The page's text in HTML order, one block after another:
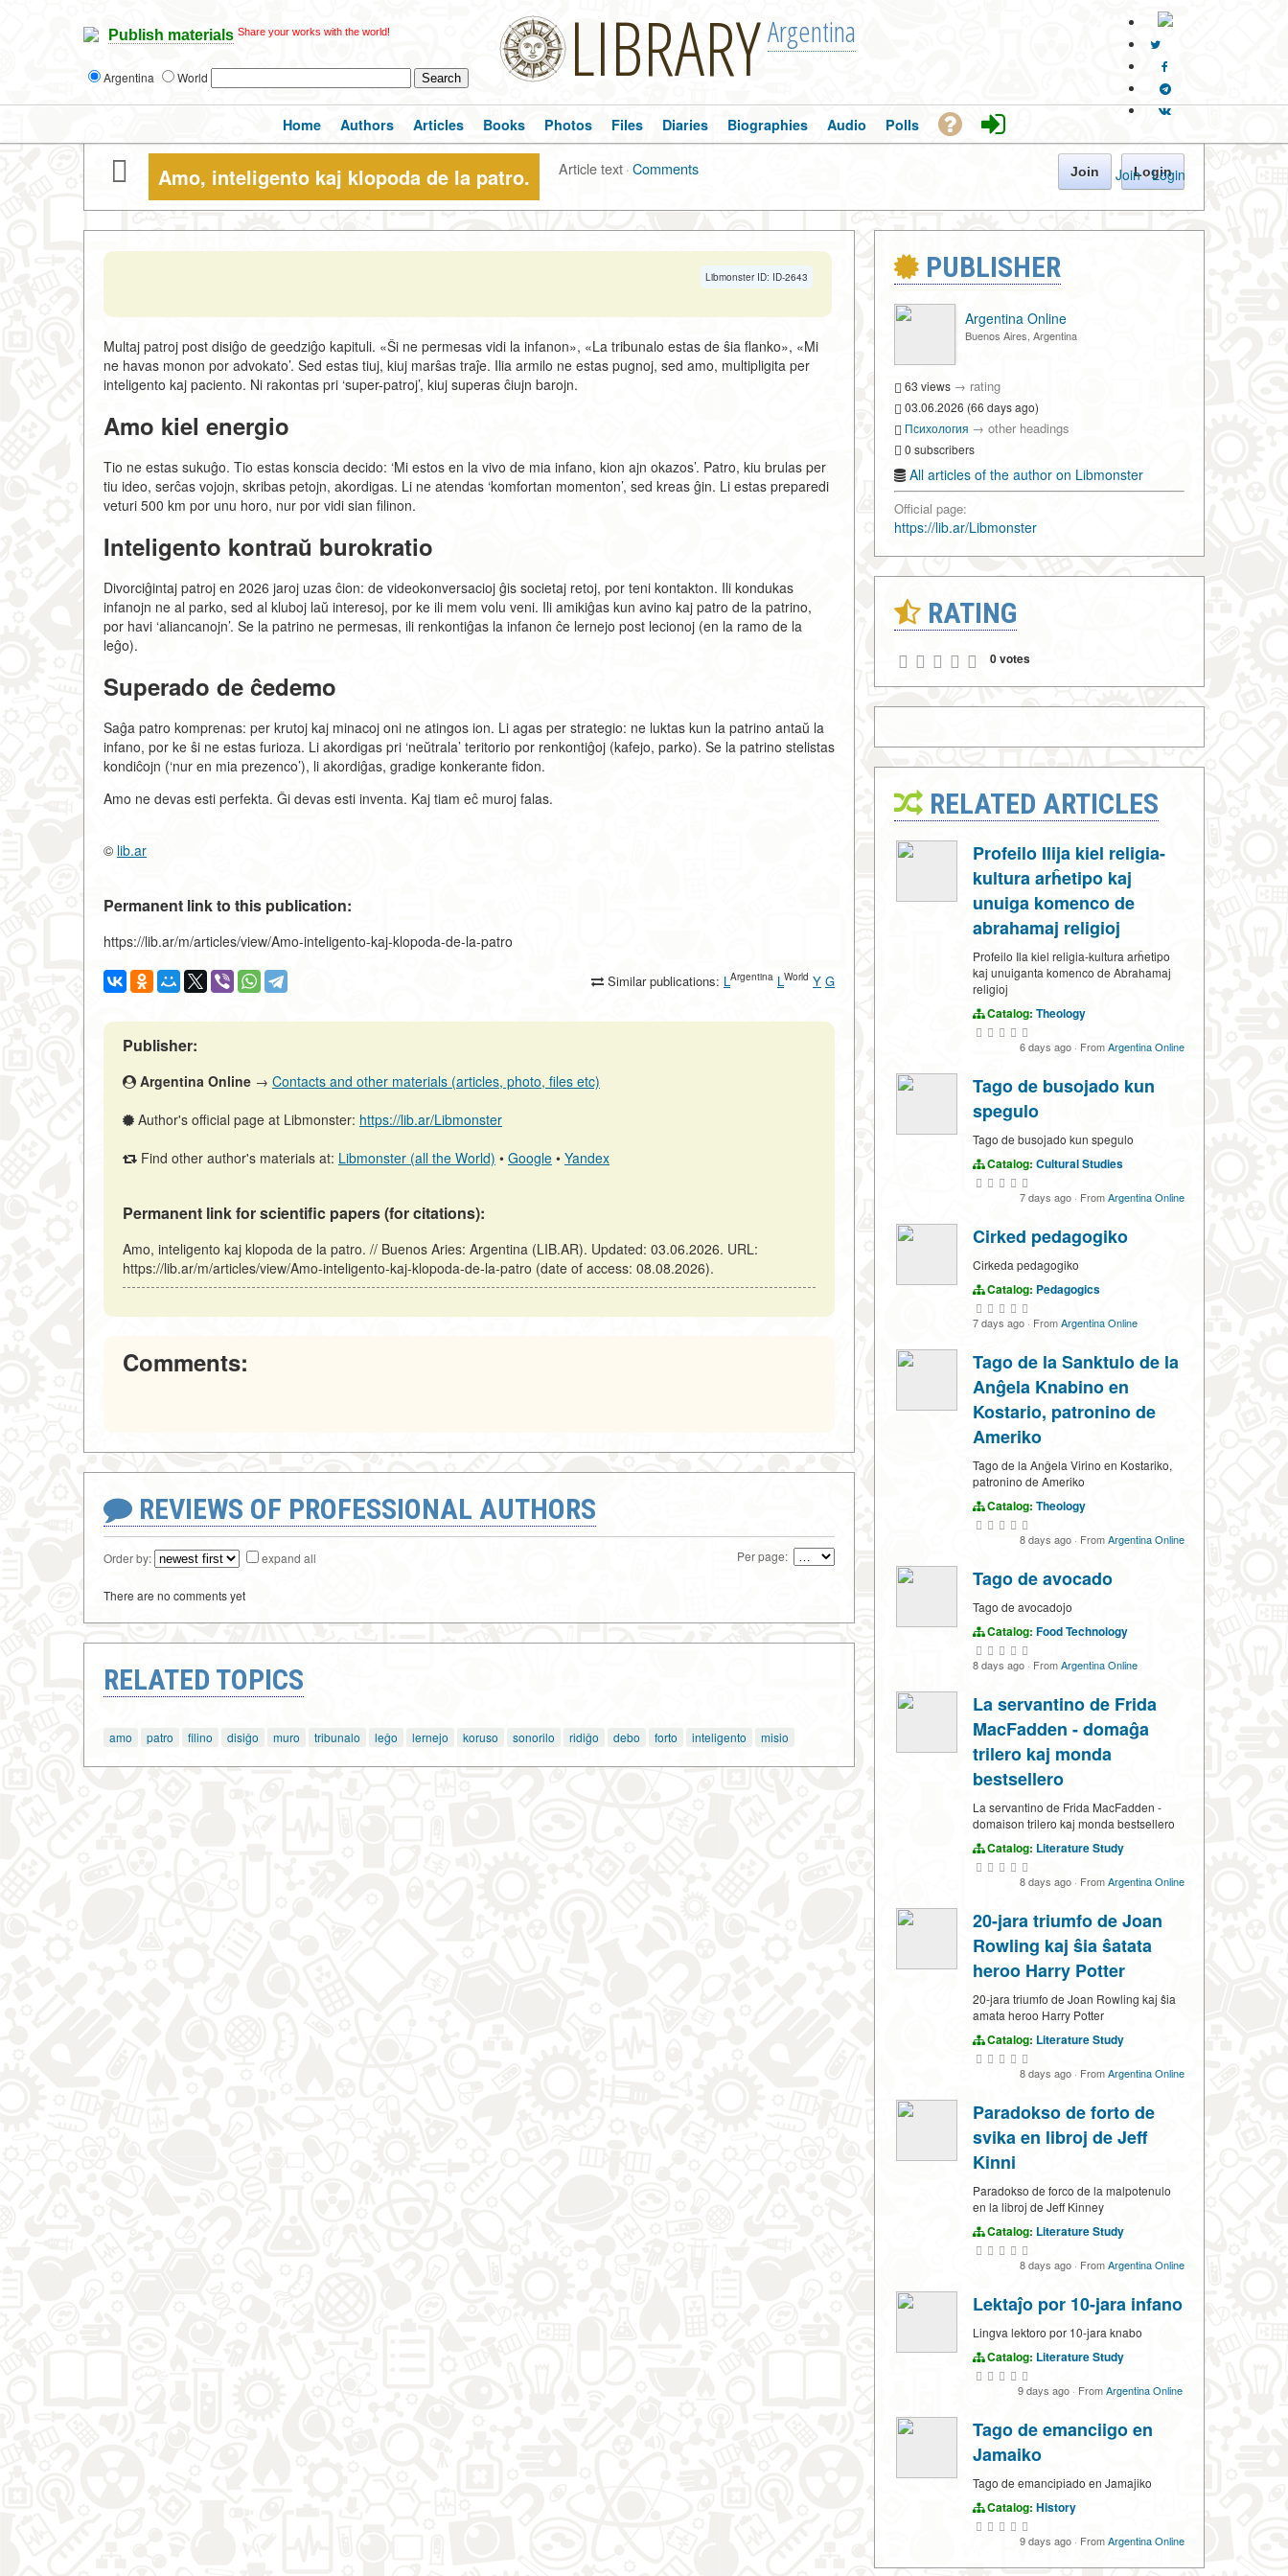
Publish materials Share your works with the world!
Argentina World LIBRARYArgentina
Join · Login
Home Authors Articles Books Photos Files Diaries Biographies Audio Polls
Amo, inteligento kaj klopoda de la patro. Article text·Comments Join Login
Libmonster ID: ID-2643
Multaj patroj post disiĝo de geedziĝo kapituli. «Ŝi ne permesas vidi la infanon», «La tribunalo estas de ŝia flanko», «Mi
ne havas monon por advokato’. Sed estas tiuj, kiuj marŝas traĵe. Ilia armilo ne estas pugnoj, sed amo, multipligita per
inteligento kaj paciento. Ni rakontas pri ‘super-patroj’, kiuj superas ĉiujn barojn.
Amo kiel energio
Tio ne estas sukuĝo. Tio estas konscia decido: ‘Mi estos en la vivo de mia infano, kion ajn okazos’. Patro, kiu brulas per
tiu ideo, serĉas vojojn, skribas petojn, akordigas. Li ne atendas ‘komfortan momenton’, sed kreas ĝin. Li estas preparedi
veturi 500 km por unu horo, nur por vidi sian filinon.
Inteligento kontraŭ burokratio
Divorciĝintaj patroj en 2026 jaroj uzas ĉion: de videokonversacioj ĝis societaj retoj, por teni kontakton. Ili kondukas
infanojn ne al parko, sed al kluboj laŭ interesoj, por ke ili mem volu veni. Ili amikiĝas kun avino kaj patro de la patrino,
por havi ‘aliancanojn’. Se la patrino ne permesas, ili renkontiĝas la infanon ĉe lernejo post lecionoj (en la ramo de la
leĝo).
Superado de ĉedemo
Saĝa patro komprenas: per krutoj kaj minacoj oni ne atingos ion. Li agas per strategio: ne luktas kun la patrino antaŭ la
infano, por ke ŝi ne estas furioza. Li akordigas pri ‘neŭtrala’ teritorio por renkontiĝoj (kafejo, parko). Se la patrino stelistas
kondiĉojn (‘nur en mia prezenco’), li akordiĝas, gradige konkerante fidon.
Amo ne devas esti perfekta. Ĝi devas esti inventa. Kaj tiam eĉ muroj falas.
© lib.ar
Permanent link to this publication:
https://lib.ar/m/articles/view/Amo-inteligento-kaj-klopoda-de-la-patro
Similar publications: L Argentina L World Y G
Publisher:
Argentina Online → Contacts and other materials (articles, photo, files etc)
Author's official page at Libmonster: https://lib.ar/Libmonster
Find other author's materials at: Libmonster (all the World) • Google • Yandex
Permanent link for scientific papers (for citations):
Amo, inteligento kaj klopoda de la patro. // Buenos Aries: Argentina (LIB.AR). Updated: 03.06.2026. URL:
https://lib.ar/m/articles/view/Amo-inteligento-kaj-klopoda-de-la-patro (date of access: 08.08.2026).
Comments:
REVIEWS OF PROFESSIONAL AUTHORS
Order by: expand all Per page:
There are no comments yet
RELATED TOPICS
amo patro filino disiĝo muro tribunalo leĝo lernejo koruso sonorilo ridiĝo debo forto inteligento misio
PUBLISHER
Argentina Online
Buenos Aires, Argentina
63 views → rating
03.06.2026 (66 days ago)
Психология → other headings
0 subscribers
All articles of the author on Libmonster
Official page:
https://lib.ar/Libmonster
RATING
0 votes
RELATED ARTICLES
Profeilo Ilija kiel religia-
kultura arĥetipo kaj
unuiga komenco de
abrahamaj religioj
Profeilo Ila kiel religia-kultura arĥetipo
kaj unuiganta komenco de Abrahamaj
religioj
Catalog: Theology
6 days ago · FromArgentina Online
Tago de busojado kun
spegulo
Tago de busojado kun spegulo
Catalog: Cultural Studies
7 days ago · FromArgentina Online
Cirked pedagogiko
Cirkeda pedagogiko
Catalog: Pedagogics
7 days ago · FromArgentina Online
Tago de la Sanktulo de la
Anĝela Knabino en
Kostario, patronino de
Ameriko
Tago de la Anĝela Virino en Kostariko,
patronino de Ameriko
Catalog: Theology
8 days ago · FromArgentina Online
Tago de avocado
Tago de avocadojo
Catalog: Food Technology
8 days ago · FromArgentina Online
La servantino de Frida
MacFadden - domaĝa
trilero kaj monda
bestsellero
La servantino de Frida MacFadden -
domaison trilero kaj monda bestsellero
Catalog: Literature Study
8 days ago · FromArgentina Online
20-jara triumfo de Joan
Rowling kaj ŝia ŝatata
heroo Harry Potter
20-jara triumfo de Joan Rowling kaj ŝia
amata heroo Harry Potter
Catalog: Literature Study
8 days ago · FromArgentina Online
Paradokso de forto de
svika en libroj de Jeff
Kinni
Paradokso de forco de la malpotenulo
en la libroj de Jeff Kinney
Catalog: Literature Study
8 days ago · FromArgentina Online
Lektaĵo por 10-jara infano
Lingva lektoro por 10-jara knabo
Catalog: Literature Study
9 days ago · FromArgentina Online
Tago de emanciigo en
Jamaiko
Tago de emancipiado en Jamajiko
Catalog: History
9 days ago · FromArgentina Online